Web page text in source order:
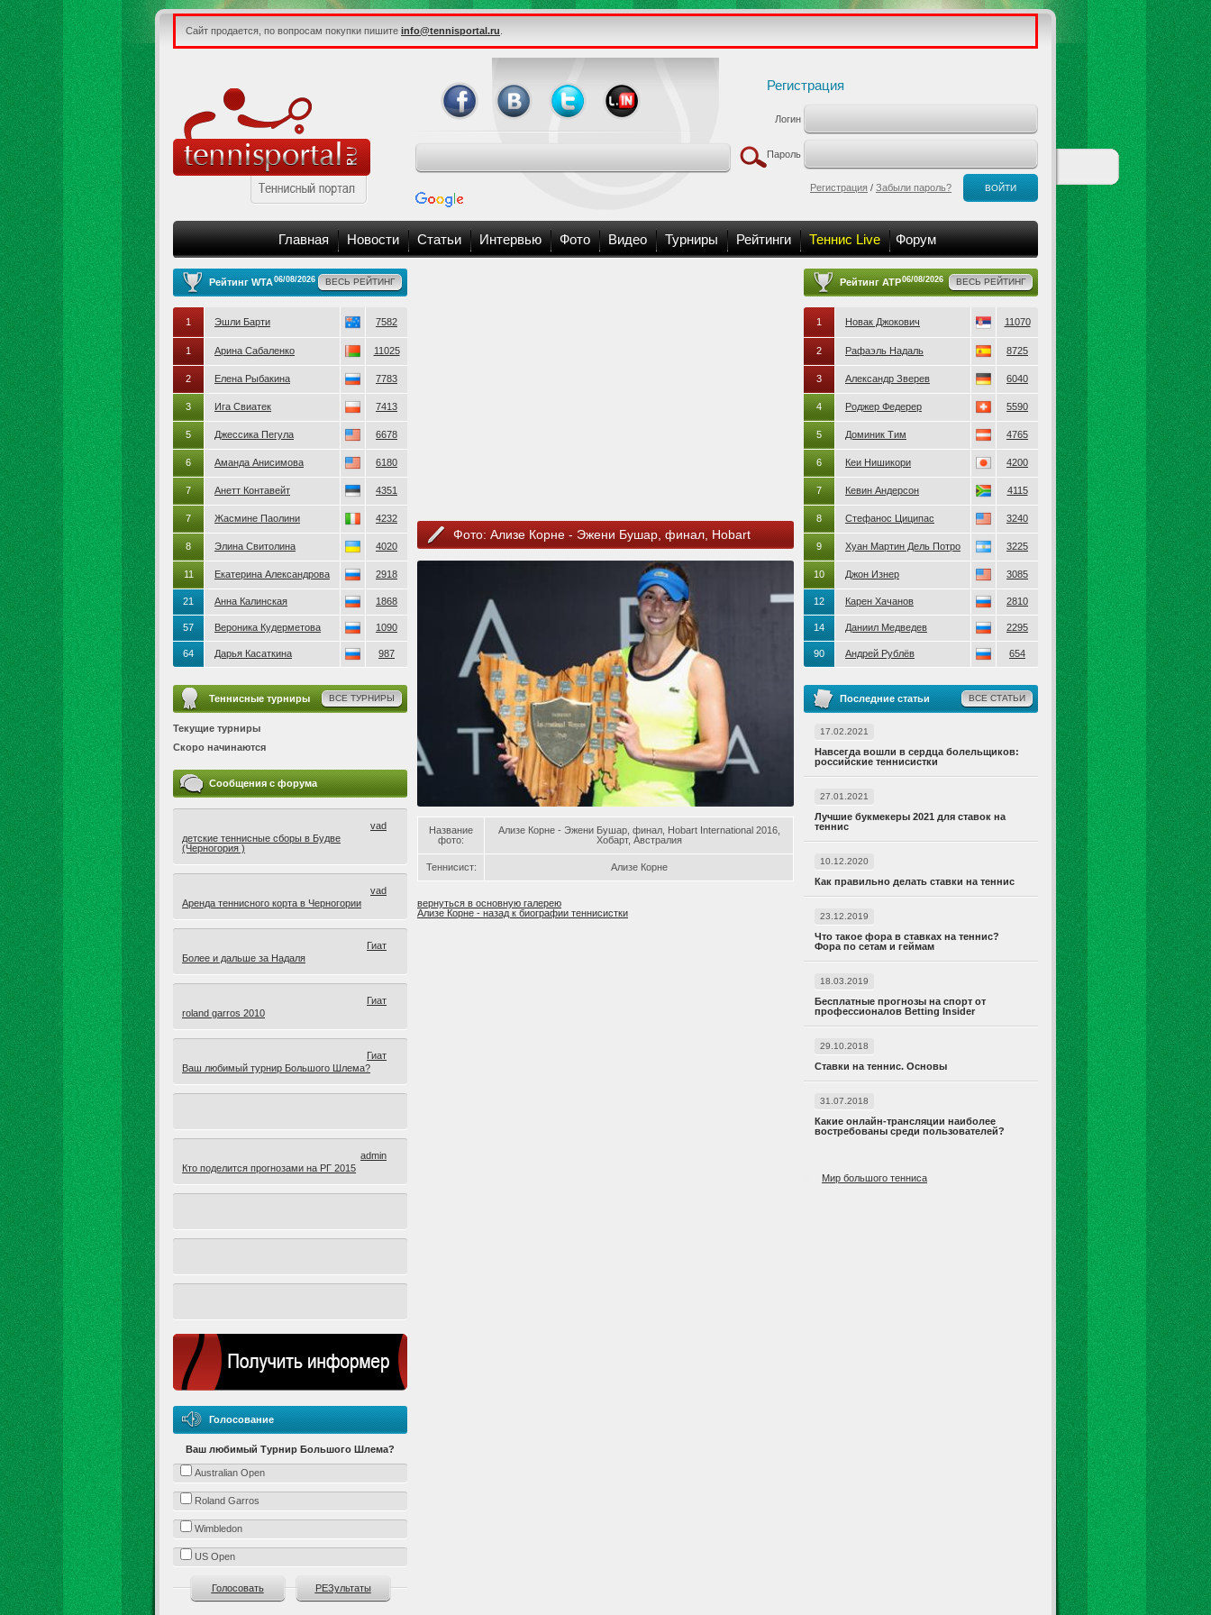
Сайт продается, по вопросам покупки пишите info@tennisportal.ru
Регистрация
Логин
Пароль
Регистрация / Забыли пароль? ВОЙТИ
Главная Новости Статьи Интервью Фото Видео Турниры Рейтинги Теннис Live Форум
Фото: Ализе Корне - Эжени Бушар, финал, Hobart
International 2016, Хобарт, Австралия
Название
фото:
Ализе Корне - Эжени Бушар, финал, Hobart International 2016,
Хобарт, Австралия
Теннисист: Ализе Корне
вернуться в основную галерею
Ализе Корне - назад к биографии теннисистки
Рейтинг WTA06/08/2026 ВЕСЬ РЕЙТИНГ
1 Эшли Барти 7582
1 Арина Сабаленко 11025
2 Елена Рыбакина 7783
3 Ига Свиатек 7413
5 Джессика Пегула 6678
6 Аманда Анисимова 6180
7 Анетт Контавейт 4351
7 Жасмине Паолини 4232
8 Элина Свитолина 4020
11 Екатерина Александрова 2918
21 Анна Калинская 1868
57 Вероника Кудерметова 1090
64 Дарья Касаткина 987
Теннисные турниры ВСЕ ТУРНИРЫ
Текущие турниры
Скоро начинаются
Сообщения с форума
детские теннисные сборы в Будве
(Черногория )
vad
Аренда теннисного корта в Черногории
vad
Более и дальше за Надаля
Гиат
roland garros 2010
Гиат
Ваш любимый турнир Большого Шлема?
Гиат
Кто поделится прогнозами на РГ 2015
admin
Голосование
Ваш любимый Турнир Большого Шлема?
Australian Open
Roland Garros
Wimbledon
US Open
Голосовать РЕЗультаты
Рейтинг ATP06/08/2026 ВЕСЬ РЕЙТИНГ
1 Новак Джокович 11070
2 Рафаэль Надаль 8725
3 Александр Зверев 6040
4 Роджер Федерер 5590
5 Доминик Тим 4765
6 Кеи Нишикори 4200
7 Кевин Андерсон 4115
8 Стефанос Циципас 3240
9 Хуан Мартин Дель Потро 3225
10 Джон Изнер 3085
12 Карен Хачанов 2810
14 Даниил Медведев 2295
90 Андрей Рублёв 654
Последние статьи ВСЕ СТАТЬИ
17.02.2021
Навсегда вошли в сердца болельщиков:
российские теннисистки
27.01.2021
Лучшие букмекеры 2021 для ставок на
теннис
10.12.2020
Как правильно делать ставки на теннис
23.12.2019
Что такое фора в ставках на теннис?
Фора по сетам и геймам
18.03.2019
Бесплатные прогнозы на спорт от
профессионалов Betting Insider
29.10.2018
Ставки на теннис. Основы
31.07.2018
Какие онлайн-трансляции наиболее
востребованы среди пользователей?
Мир большого тенниса